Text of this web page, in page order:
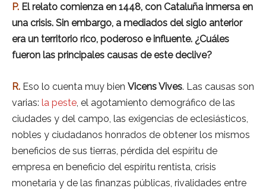
P. El relato comienza en 1448, con Cataluña inmersa en
una crisis. Sin embargo, a mediados del siglo anterior
era un territorio rico, poderoso e influente. ¿Cuáles
fueron las principales causas de este declive?
R. Eso lo cuenta muy bien Vicens Vives. Las causas son
varias: la peste, el agotamiento demográfico de las
ciudades y del campo, las exigencias de eclesiásticos,
nobles y ciudadanos honrados de obtener los mismos
beneficios de sus tierras, pérdida del espíritu de
empresa en beneficio del espíritu rentista, crisis
monetaria y de las finanzas públicas, rivalidades entre